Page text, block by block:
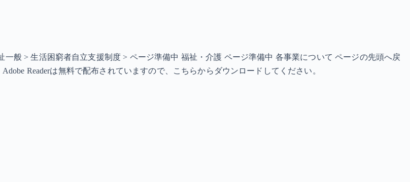
般 > 生活困窮者自立支援制度 > ページ準備中 福祉・介護 ページ準備中 各事業について ページの先頭へ戻
Readerは無料で配布されていますので、こちらからダウンロードしてください。